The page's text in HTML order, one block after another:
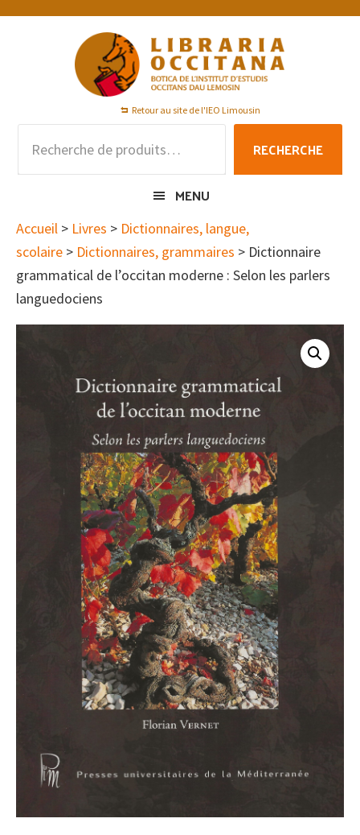
Passer
Passer
Passer
Retour au site de l'IEO Limousin
pour :
RECHERCHE
MENU
Accueil > Livres > Dictionnaires, langue,
scolaire > Dictionnaires, grammaires > Dictionnaire
grammatical de l’occitan moderne : Selon les parlers
languedociens